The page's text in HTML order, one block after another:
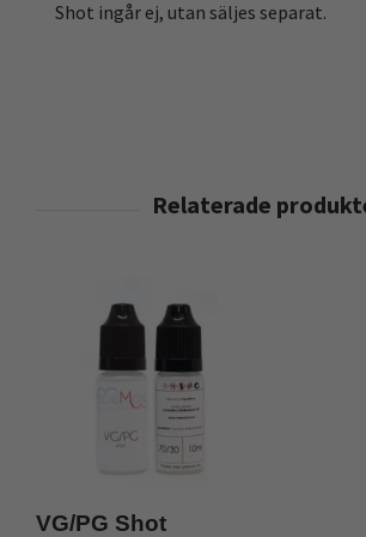
Shot ingår ej, utan säljes separat.
VG/PG Shot